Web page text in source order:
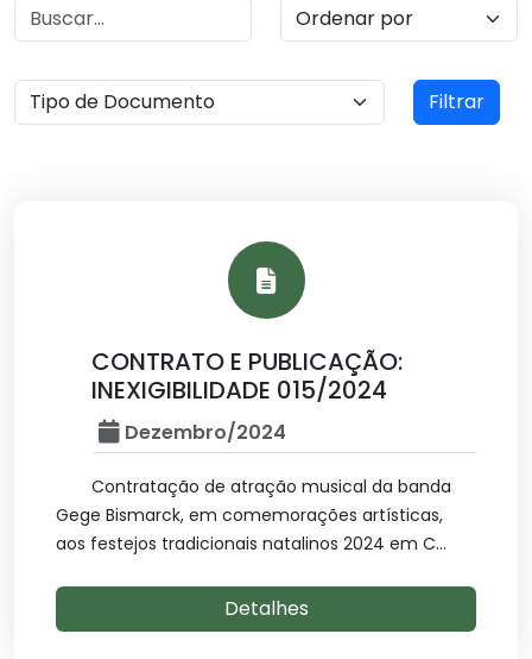
Filtrar
CONTRATO E PUBLICAÇÃO:
INEXIGIBILIDADE 015/2024
Dezembro/2024
Contratação de atração musical da banda
Gege Bismarck, em comemorações artísticas,
aos festejos tradicionais natalinos 2024 em C...
Detalhes